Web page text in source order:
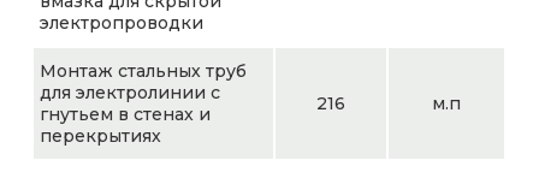
электропроводки
Монтаж стальных труб
для электролинии с
гнутьем в стенах и
перекрытиях
216 м.п